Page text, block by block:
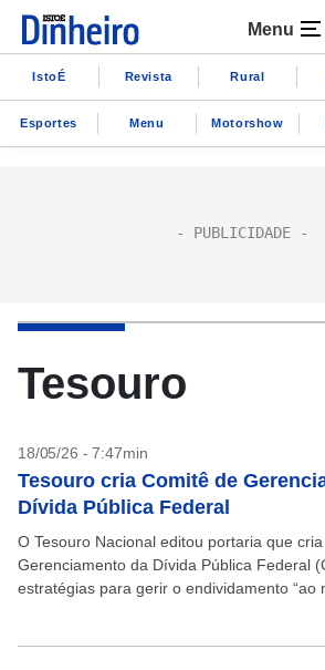
Menu
IstoÉ Revista Rural
Esportes Menu Motorshow
Tesouro
18/05/26 - 7:47min
Tesouro cria Comitê de
Dívida Pública Federal
O Tesouro Nacional editou portaria que
Gerenciamento da Dívida Pública Federal
estratégias para gerir o endividamento “ao